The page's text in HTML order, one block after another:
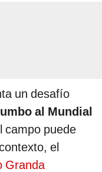
un desafío
al Mundial
campo puede
el
Granda